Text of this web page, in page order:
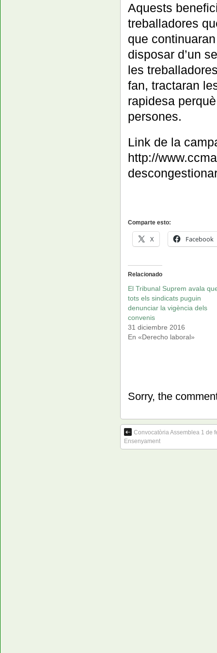
Aquests
treballadores
que
disposar d’un
les
fan, tractaran
rapidesa
persones.
Link de la
http://
Comparte esto:
X Facebook
Relacionado
El Tribunal Suprem avala
tots els sindicats puguin
denunciar la vigència dels
convenis
31 diciembre 2016
En «Derecho laboral»
Sorry, the
Convocatòria Assemblea 1 de
Ensenyament